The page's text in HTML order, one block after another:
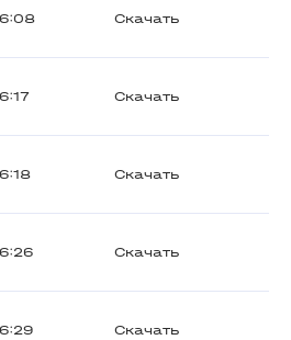
Скачать
Скачать
Скачать
Скачать
Скачать